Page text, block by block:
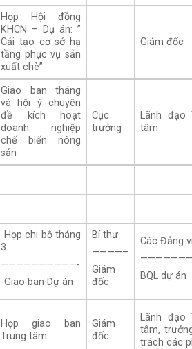
Họp Hội đồng
KHCN – Dự án: ”
Cải tạo cơ sở hạ
tầng phục vụ sản
xuất chè”
Giám đốc
Giao ban tháng
và hội ý chuyên
đề kích hoạt
doanh nghiệp
chế biến nông
sản
Cục
trưởng
Lãnh đạo
tâm
-Họp chi bộ tháng
3
——————————-
-Giao ban Dự án
Bí thư
————–
Giám
đốc
Các Đảng
BQL dự án
Họp giao ban
Trung tâm
Giám
đốc
Lãnh đạo
tâm,
trách các